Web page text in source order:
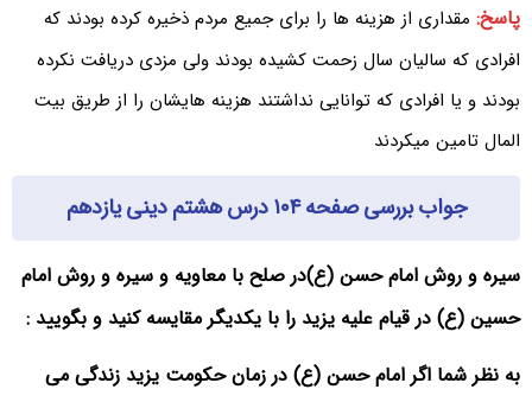
پاسخ: مقداری از هزینه ها را برای جمیع مردم ذخیره کرده بودند که
افرادی که سالیان سال زحمت کشیده بودند ولی مزدی دریافت نکرده
بودند و یا افرادی که توانایی نداشتند هزینه هایشان را از طریق بیت
المال تامین میکردند
جواب بررسی صفحه ۱۰۴ درس هشتم دینی یازدهم
سیره و روش امام حسن (ع)در صلح با معاویه و سیره و روش امام
حسین (ع) در قیام علیه یزید را با یکدیگر مقایسه کنید و بگویید :
به نظر شما اگر امام حسن (ع) در زمان حکومت یزید زندگی می